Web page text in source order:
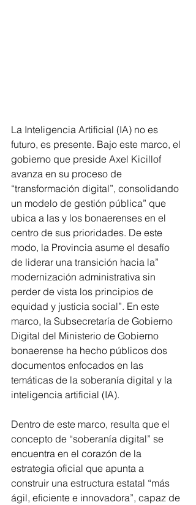
La Inteligencia Artificial (IA) no es
futuro, es presente. Bajo este marco, el
gobierno que preside Axel Kicillof
avanza en su proceso de
“transformación digital”, consolidando
un modelo de gestión pública” que
ubica a las y los bonaerenses en el
centro de sus prioridades. De este
modo, la Provincia asume el desafío
de liderar una transición hacia la”
modernización administrativa sin
perder de vista los principios de
equidad y justicia social”. En este
marco, la Subsecretaría de Gobierno
Digital del Ministerio de Gobierno
bonaerense ha hecho públicos dos
documentos enfocados en las
temáticas de la soberanía digital y la
inteligencia artificial (IA).
Dentro de este marco, resulta que el
concepto de “soberanía digital” se
encuentra en el corazón de la
estrategia oficial que apunta a
construir una estructura estatal “más
ágil, eficiente e innovadora”, capaz de